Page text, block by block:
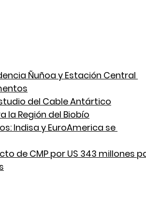
Ñuñoa y Estación Central
del Cable Antártico
la Región del Biobío
Indisa y EuroAmerica se
de CMP por US 343 millones